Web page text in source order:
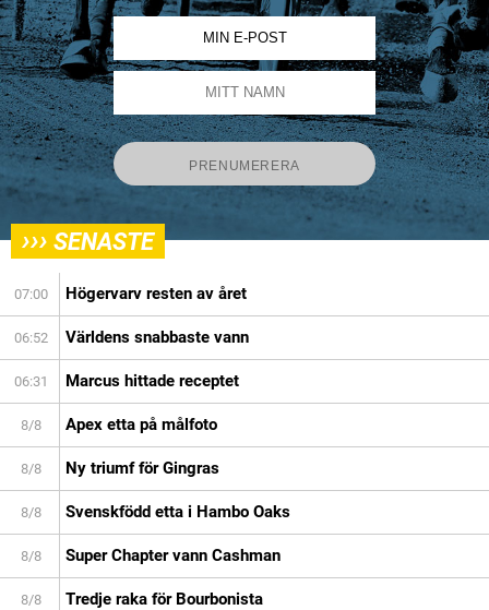
››› SENASTE
07:00 Högervarv resten av året
06:52 Världens snabbaste vann
06:31 Marcus hittade receptet
8/8 Apex etta på målfoto
8/8 Ny triumf för Gingras
8/8 Svenskfödd etta i Hambo Oaks
8/8 Super Chapter vann Cashman
8/8 Tredje raka för Bourbonista